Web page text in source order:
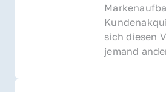
sich diesen
jemand